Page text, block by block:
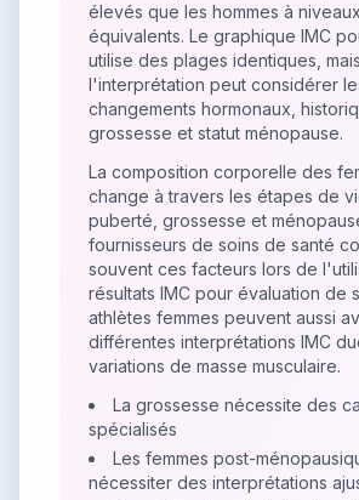
élevés que les hommes à
équivalents. Le graphique IMC
utilise des plages identiques, mais
l'interprétation peut considérer
changements hormonaux,
grossesse et statut ménopause.
La composition corporelle des
change à travers les étapes de
puberté, grossesse et
fournisseurs de soins de santé
souvent ces facteurs lors de
résultats IMC pour évaluation de
athlètes femmes peuvent aussi
différentes interprétations IMC
variations de masse musculaire.
La grossesse nécessite des
spécialisés
Les femmes post-
nécessiter des interprétations